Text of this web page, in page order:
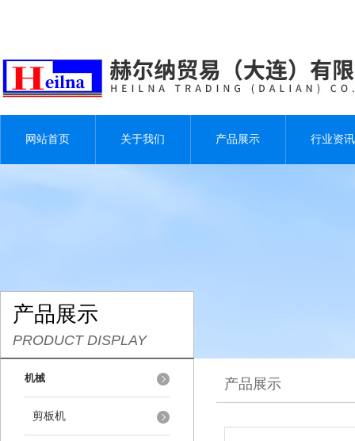
网站首页 关于我们 产品展示 行业资讯
产品展示
PRODUCT DISPLAY
机械
剪板机
产品展示